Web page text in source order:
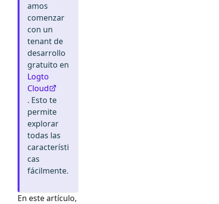
amos
comenzar
con un
tenant de
desarrollo
gratuito en
Logto
Cloud
. Esto te
permite
explorar
todas las
característi
cas
fácilmente.
En este artículo,